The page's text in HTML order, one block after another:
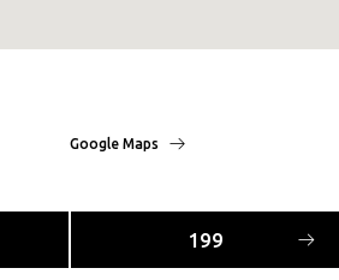
Google Maps
199